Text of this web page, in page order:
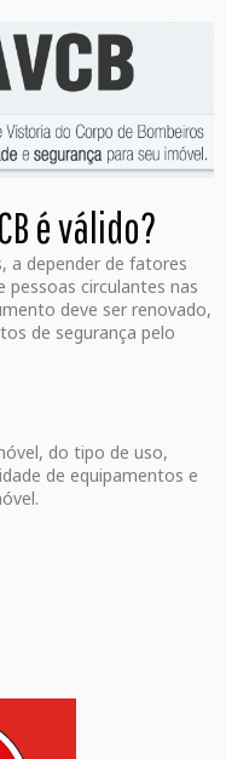
é válido?
a depender de fatores
circulantes nas
deve ser renovado,
de segurança pelo
do tipo de uso,
de equipamentos e